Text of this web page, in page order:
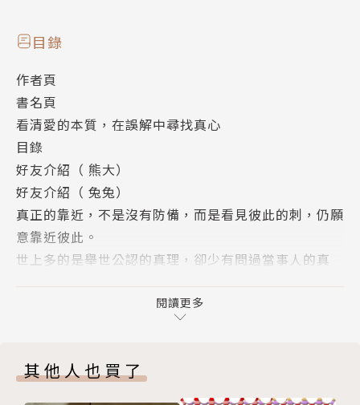
目錄
作者頁
書名頁
看清愛的本質，在誤解中尋找真心
目錄
好友介紹（ 熊大）
好友介紹（ 兔兔）
真正的靠近，不是沒有防備，而是看見彼此的刺，仍願
意靠近彼此。
世上多的是舉世公認的真理，卻少有問過當事人的真
如果你只活在別人的眼光裡，那你這輩子從未真正出過
別被一時的好感沖昏頭，有些人只是在演一個好人。
對名利無所求的人，最難被謊言操弄。
閱讀更多
其他人也買了